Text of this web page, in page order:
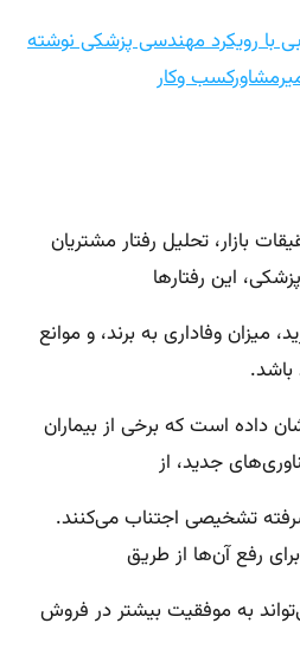
با رویکرد مهندسی پزشکی نوشته
وکار
بازار، تحلیل رفتار مشتریان
این رفتارها
میزان وفاداری به برند، و موانع
داده است که برخی از بیماران
جدید، از
تشخیصی اجتناب می‌کنند.
رفع آن‌ها از طریق
به موفقیت بیشتر در فروش